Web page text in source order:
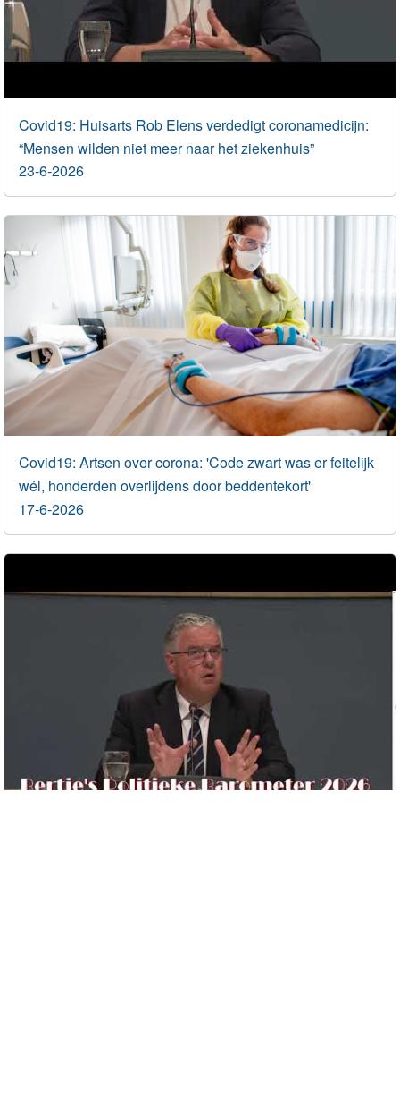
Covid19: Huisarts Rob Elens verdedigt coronamedicijn:
“Mensen wilden niet meer naar het ziekenhuis”
23-6-2026
Covid19: Artsen over corona: 'Code zwart was er feitelijk
wél, honderden overlijdens door beddentekort'
17-6-2026